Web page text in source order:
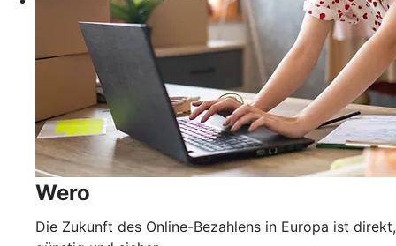
Wero
Die Zukunft des Online-Bezahlens in Europa ist direkt,